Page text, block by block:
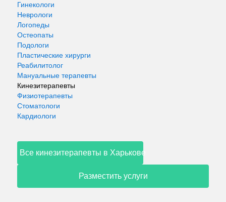
Гинекологи
Неврологи
Логопеды
Остеопаты
Подологи
Пластические хирурги
Реабилитолог
Мануальные терапевты
Кинезитерапевты
Физиотерапевты
Стоматологи
Кардиологи
Все кинезитерапевты в Харькове
Разместить услуги